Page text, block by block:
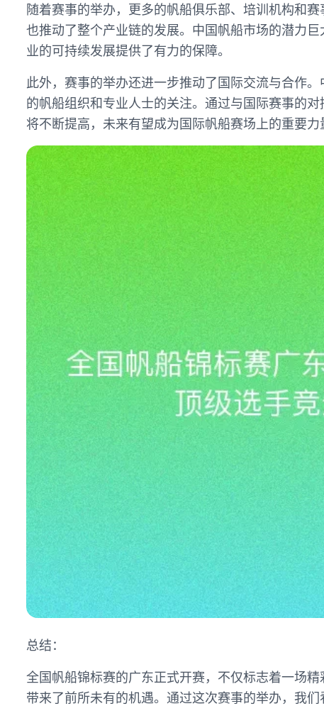
随着赛事的举办，更多的帆船俱乐部、培训机构和
也推动了整个产业链的发展。中国帆船市场的潜力
业的可持续发展提供了有力的保障。
此外，赛事的举办还进一步推动了国际交流与合作
的帆船组织和专业人士的关注。通过与国际赛事的
将不断提高，未来有望成为国际帆船赛场上的重要力
总结：
全国帆船锦标赛的广东正式开赛，不仅标志着一场
带来了前所未有的机遇。通过这次赛事的举办，我